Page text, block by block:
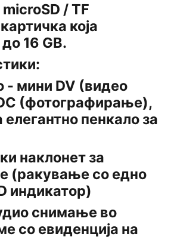
/ TF
која
16 GB.
- мини DV (видео
(фотографирање),
елегантно пенкало за
наклонет за
(ракување со едно
индикатор)
снимање во
со евиденција на